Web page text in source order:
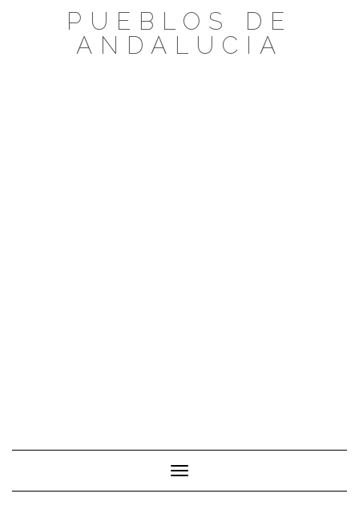
PUEBLOS DE
ANDALUCIA
Cambiar modo de navegación